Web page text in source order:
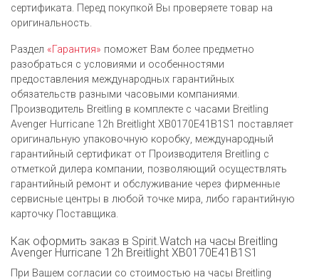
сертификата. Перед покупкой Вы проверяете товар на
оригинальность.
Раздел «Гарантия» поможет Вам более предметно
разобраться с условиями и особенностями
предоставления международных гарантийных
обязательств разными часовыми компаниями.
Производитель Breitling в комплекте с часами Breitling
Avenger Hurricane 12h Breitlight XB0170E41B1S1 поставляет
оригинальную упаковочную коробку, международный
гарантийный сертификат от Производителя Breitling c
отметкой дилера компании, позволяющий осуществлять
гарантийный ремонт и обслуживание через фирменные
сервисные центры в любой точке мира, либо гарантийную
карточку Поставщика.
Как оформить заказ в Spirit.Watch на часы Breitling
Avenger Hurricane 12h Breitlight XB0170E41B1S1
При Вашем согласии со стоимостью на часы Breitling